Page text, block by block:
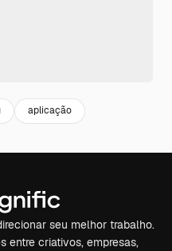
aplicação
seu melhor trabalho.
entre criativos, empresas,